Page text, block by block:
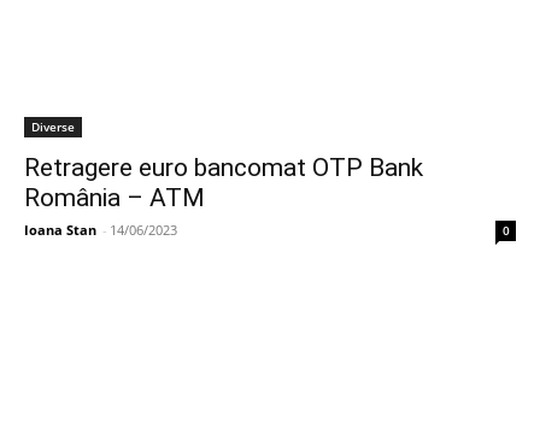
Diverse
Retragere euro bancomat OTP Bank
România – ATM
Ioana Stan - 14/06/2023 0